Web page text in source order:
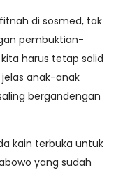
di sosmed, tak
pembuktian-
harus tetap solid
anak-anak
bergandengan
kain terbuka untuk
yang sudah